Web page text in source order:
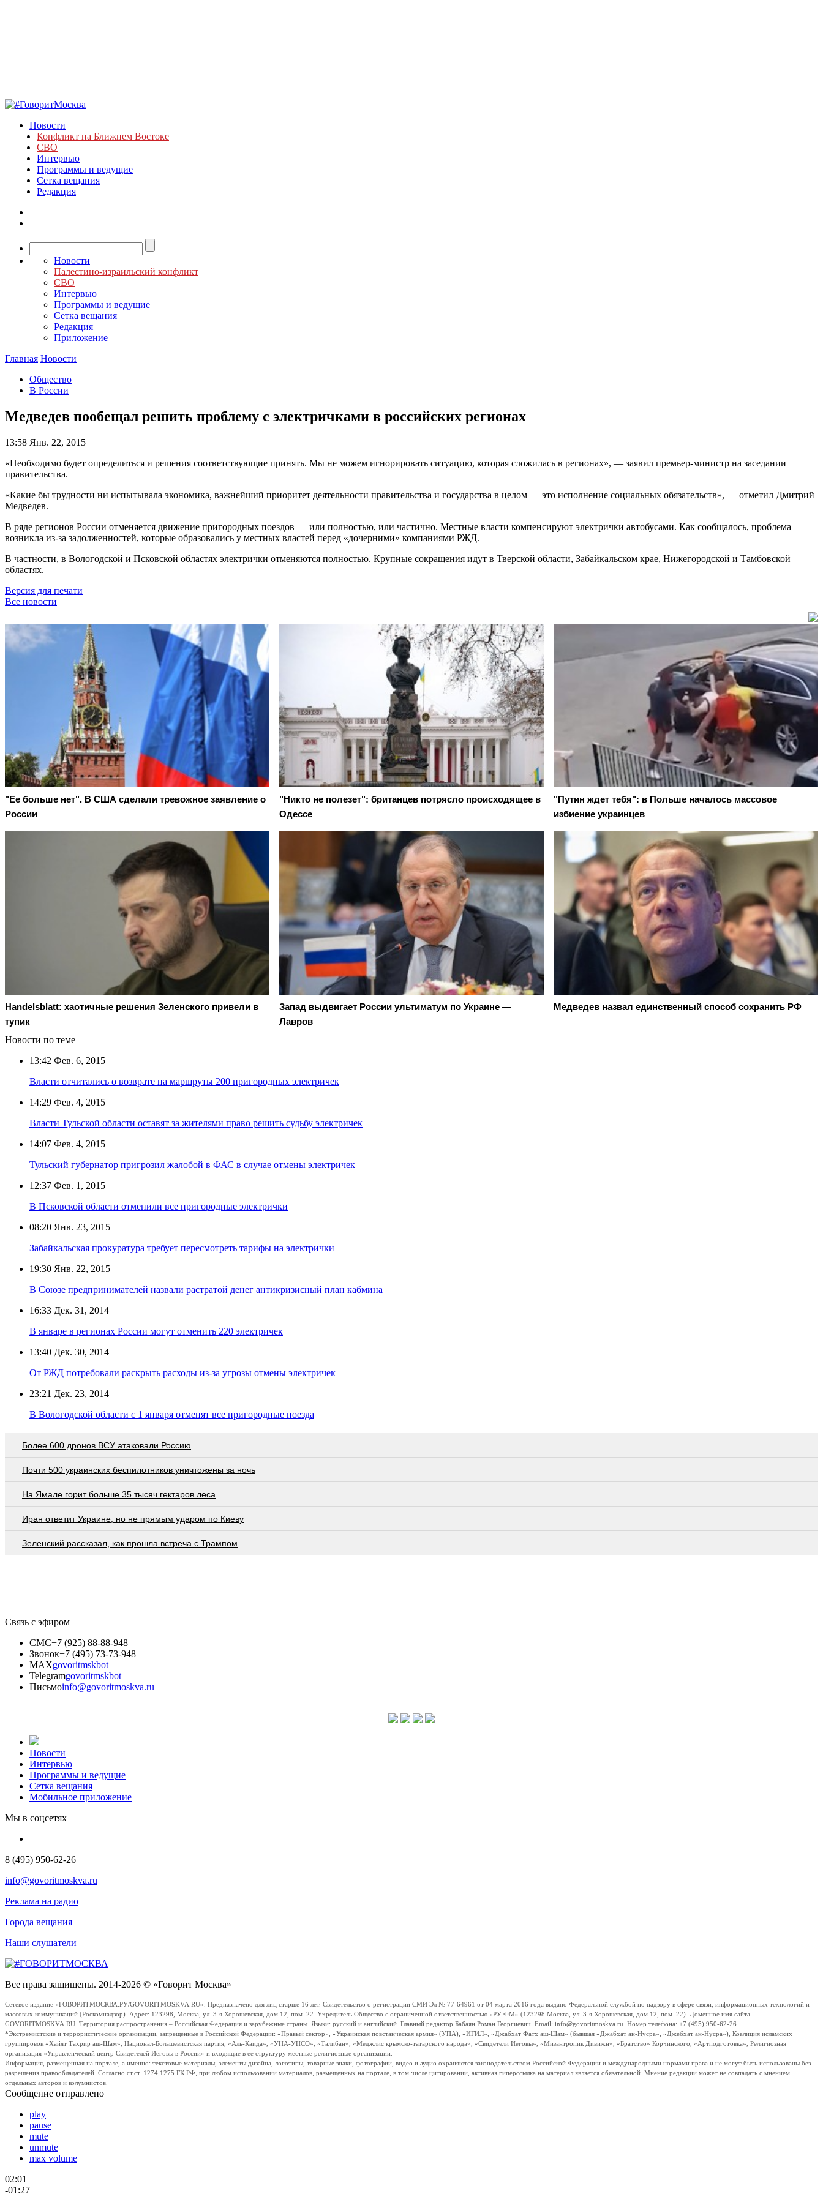
Новости
Конфликт на Ближнем Востоке
СВО
Интервью
Программы и ведущие
Сетка вещания
Редакция
Новости
Палестино-израильский конфликт
СВО
Интервью
Программы и ведущие
Сетка вещания
Редакция
Приложение
Главная Новости
Общество
В России
Медведев пообещал решить проблему с электричками в российских регионах
13:58 Янв. 22, 2015
«Необходимо будет определиться и решения соответствующие принять. Мы не можем игнорировать ситуацию, которая сложилась в регионах», — заявил премьер-министр на заседании
правительства.
«Какие бы трудности ни испытывала экономика, важнейший приоритет деятельности правительства и государства в целом — это исполнение социальных обязательств», — отметил Дмитрий
Медведев.
В ряде регионов России отменяется движение пригородных поездов — или полностью, или частично. Местные власти компенсируют электрички автобусами. Как сообщалось, проблема
возникла из-за задолженностей, которые образовались у местных властей перед «дочерними» компаниями РЖД.
В частности, в Вологодской и Псковской областях электрички отменяются полностью. Крупные сокращения идут в Тверской области, Забайкальском крае, Нижегородской и Тамбовской
областях.
Версия для печати
Все новости
"Ее больше нет". В США сделали тревожное заявление о
России
"Никто не полезет": британцев потрясло происходящее в
Одессе
"Путин ждет тебя": в Польше началось массовое
избиение украинцев
Handelsblatt: хаотичные решения Зеленского привели в
тупик
Запад выдвигает России ультиматум по Украине —
Лавров
Медведев назвал единственный способ сохранить РФ
Новости по теме
13:42 Фев. 6, 2015
Власти отчитались о возврате на маршруты 200 пригородных электричек
14:29 Фев. 4, 2015
Власти Тульской области оставят за жителями право решить судьбу электричек
14:07 Фев. 4, 2015
Тульский губернатор пригрозил жалобой в ФАС в случае отмены электричек
12:37 Фев. 1, 2015
В Псковской области отменили все пригородные электрички
08:20 Янв. 23, 2015
Забайкальская прокуратура требует пересмотреть тарифы на электрички
19:30 Янв. 22, 2015
В Союзе предпринимателей назвали растратой денег антикризисный план кабмина
16:33 Дек. 31, 2014
В январе в регионах России могут отменить 220 электричек
13:40 Дек. 30, 2014
От РЖД потребовали раскрыть расходы из-за угрозы отмены электричек
23:21 Дек. 23, 2014
В Вологодской области с 1 января отменят все пригородные поезда
Более 600 дронов ВСУ атаковали Россию
Почти 500 украинских беспилотников уничтожены за ночь
На Ямале горит больше 35 тысяч гектаров леса
Иран ответит Украине, но не прямым ударом по Киеву
Зеленский рассказал, как прошла встреча с Трампом
Связь с эфиром
СМС+7 (925) 88-88-948
Звонок+7 (495) 73-73-948
MAXgovoritmskbot
Telegramgovoritmskbot
Письмоinfo@govoritmoskva.ru
Новости
Интервью
Программы и ведущие
Сетка вещания
Мобильное приложение
Мы в соцсетях
8 (495) 950-62-26
info@govoritmoskva.ru
Реклама на радио
Города вещания
Наши слушатели
Все права защищены. 2014-2026 © «Говорит Москва»
Сетевое издание «ГОВОРИТМОСКВА.РУ/GOVORITMOSKVA.RU». Предназначено для лиц старше 16 лет. Свидетельство о регистрации СМИ Эл № 77-64961 от 04 марта 2016 года выдано Федеральной службой по надзору в сфере связи, информационных технологий и
массовых коммуникаций (Роскомнадзор). Адрес: 123298, Москва, ул. 3-я Хорошевская, дом 12, пом. 22. Учредитель Общество с ограниченной ответственностью «РУ ФМ» (123298 Москва, ул. 3-я Хорошевская, дом 12, пом. 22). Доменное имя сайта
GOVORITMOSKVA.RU. Территория распространения – Российская Федерация и зарубежные страны. Языки: русский и английский. Главный редактор Бабаян Роман Георгиевич. Email: info@govoritmoskva.ru. Номер телефона: +7 (495) 950-62-26
*Экстремистские и террористические организации, запрещенные в Российской Федерации: «Правый сектор», «Украинская повстанческая армия» (УПА), «ИГИЛ», «Джабхат Фатх аш-Шам» (бывшая «Джабхат ан-Нусра», «Джебхат ан-Нусра»), Коалиция исламских
группировок «Хайят Тахрир аш-Шам», Национал-Большевистская партия, «Аль-Каида», «УНА-УНСО», «Талибан», «Меджлис крымско-татарского народа», «Свидетели Иеговы», «Мизантропик Дивижн», «Братство» Корчинского, «Артподготовка», Религиозная
организация «Управленческий центр Свидетелей Иеговы в России» и входящие в ее структуру местные религиозные организации.
Информация, размещенная на портале, а именно: текстовые материалы, элементы дизайна, логотипы, товарные знаки, фотографии, видео и аудио охраняются законодательством Российской Федерации и международными нормами права и не могут быть использованы без
разрешения правообладателей. Согласно ст.ст. 1274,1275 ГК РФ, при любом использовании материалов, размещенных на портале, в том числе цитировании, активная гиперссылка на материал является обязательной. Мнение редакции может не совпадать с мнением
отдельных авторов и колумнистов.
Сообщение отправлено
play
pause
mute
unmute
max volume
02:01
-01:27